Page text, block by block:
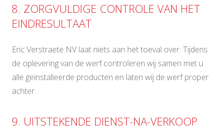
8. ZORGVULDIGE CONTROLE VAN HET
EINDRESULTAAT
Eric Verstraete NV laat niets aan het toeval over. Tijdens
de oplevering van de werf controleren wij samen met u
alle geïnstalleerde producten en laten wij de werf proper
achter.
9. UITSTEKENDE DIENST-NA-VERKOOP